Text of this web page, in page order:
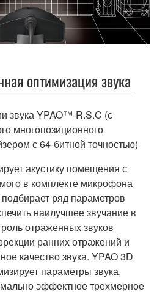
оптимизация звука
звука YPAO™-R.S.C (с
многопозиционного
с 64-битной точностью)
акустику помещения с
в комплекте микрофона
ряд параметров
наилучшее звучание в
отраженных звуков
ранних отражений и
качество звука. YPAO 3D
параметры звука,
эффектное трехмерное